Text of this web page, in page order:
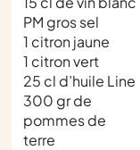
PM gros sel
1 citron jaune
1 citron vert
25 cl d’huile Line
300 gr de
pommes de
terre